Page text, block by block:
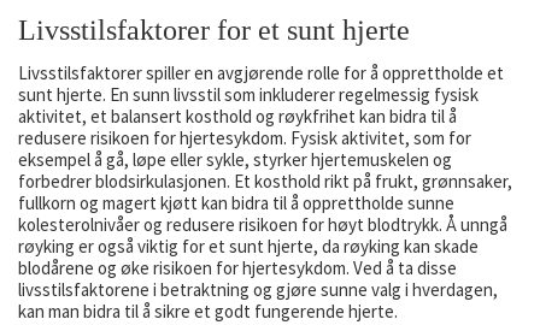
Livsstilsfaktorer for et sunt hjerte
Livsstilsfaktorer spiller en avgjørende rolle for å opprettholde et
sunt hjerte. En sunn livsstil som inkluderer regelmessig fysisk
aktivitet, et balansert kosthold og røykfrihet kan bidra til å
redusere risikoen for hjertesykdom. Fysisk aktivitet, som for
eksempel å gå, løpe eller sykle, styrker hjertemuskelen og
forbedrer blodsirkulasjonen. Et kosthold rikt på frukt, grønnsaker,
fullkorn og magert kjøtt kan bidra til å opprettholde sunne
kolesterolnivåer og redusere risikoen for høyt blodtrykk. Å unngå
røyking er også viktig for et sunt hjerte, da røyking kan skade
blodårene og øke risikoen for hjertesykdom. Ved å ta disse
livsstilsfaktorene i betraktning og gjøre sunne valg i hverdagen,
kan man bidra til å sikre et godt fungerende hjerte.